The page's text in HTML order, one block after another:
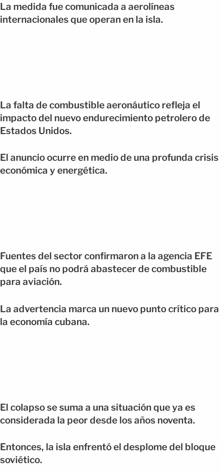
La medida fue comunicada a aerolíneas
internacionales que operan en la isla.
La falta de combustible aeronáutico refleja el
impacto del nuevo endurecimiento petrolero de
Estados Unidos.
El anuncio ocurre en medio de una profunda crisis
económica y energética.
Fuentes del sector confirmaron a la agencia EFE
que el país no podrá abastecer de combustible
para aviación.
La advertencia marca un nuevo punto crítico para
la economía cubana.
El colapso se suma a una situación que ya es
considerada la peor desde los años noventa.
Entonces, la isla enfrentó el desplome del bloque
soviético.